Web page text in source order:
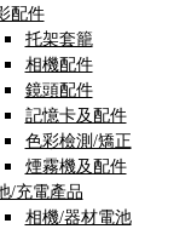
配件
托架套籠
相機配件
鏡頭配件
記憶卡及配件
色彩檢測/矯正
煙霧機及配件
/充電產品
相機/器材電池